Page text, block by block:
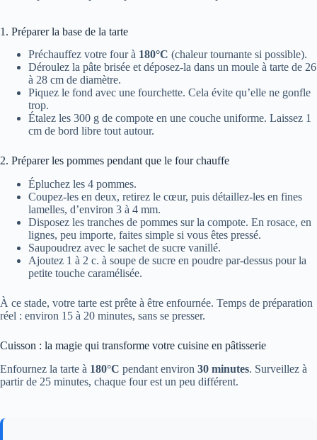
1. Préparer la base de la tarte
Préchauffez votre four à 180°C (chaleur tournante si possible).
Déroulez la pâte brisée et déposez-la dans un moule à tarte de 26
à 28 cm de diamètre.
Piquez le fond avec une fourchette. Cela évite qu’elle ne gonfle
trop.
Étalez les 300 g de compote en une couche uniforme. Laissez 1
cm de bord libre tout autour.
2. Préparer les pommes pendant que le four chauffe
Épluchez les 4 pommes.
Coupez-les en deux, retirez le cœur, puis détaillez-les en fines
lamelles, d’environ 3 à 4 mm.
Disposez les tranches de pommes sur la compote. En rosace, en
lignes, peu importe, faites simple si vous êtes pressé.
Saupoudrez avec le sachet de sucre vanillé.
Ajoutez 1 à 2 c. à soupe de sucre en poudre par-dessus pour la
petite touche caramélisée.
À ce stade, votre tarte est prête à être enfournée. Temps de préparation
réel : environ 15 à 20 minutes, sans se presser.
Cuisson : la magie qui transforme votre cuisine en pâtisserie
Enfournez la tarte à 180°C pendant environ 30 minutes. Surveillez à
partir de 25 minutes, chaque four est un peu différent.